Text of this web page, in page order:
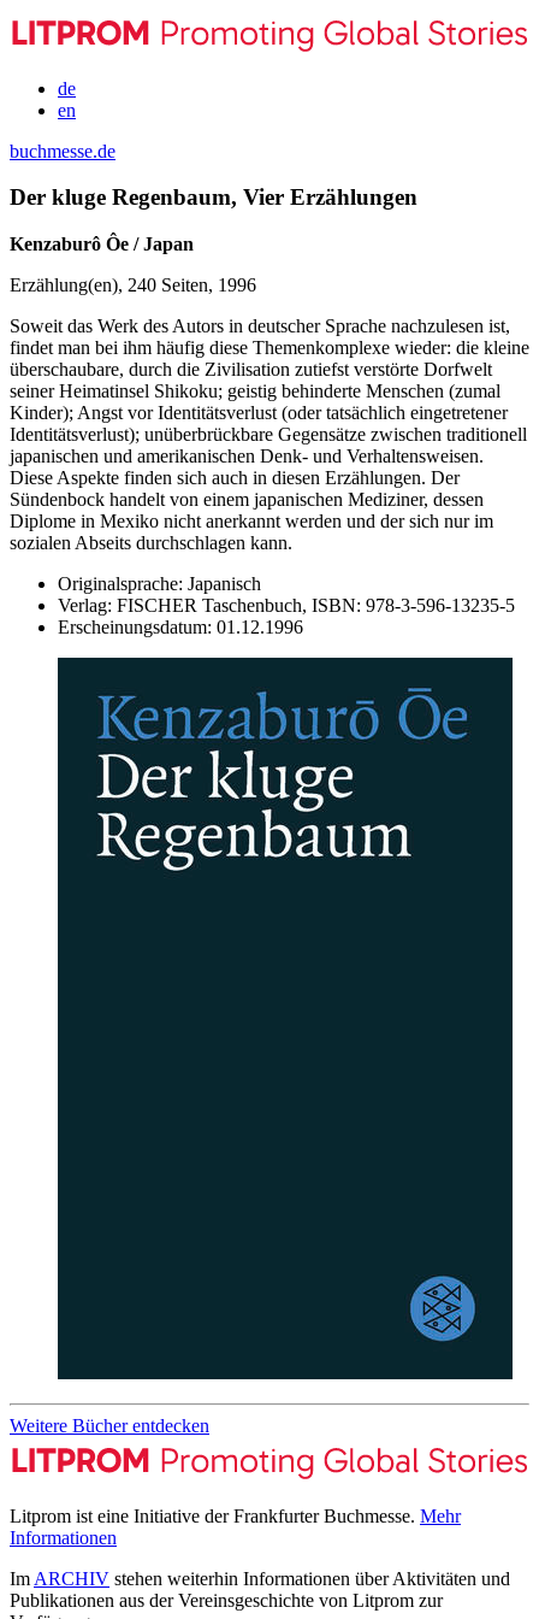
de
en
buchmesse.de
Der kluge Regenbaum, Vier Erzählungen
Kenzaburô Ôe / Japan
Erzählung(en), 240 Seiten, 1996
Soweit das Werk des Autors in deutscher Sprache nachzulesen ist,
findet man bei ihm häufig diese Themenkomplexe wieder: die kleine
überschaubare, durch die Zivilisation zutiefst verstörte Dorfwelt
seiner Heimatinsel Shikoku; geistig behinderte Menschen (zumal
Kinder); Angst vor Identitätsverlust (oder tatsächlich eingetretener
Identitätsverlust); unüberbrückbare Gegensätze zwischen traditionell
japanischen und amerikanischen Denk- und Verhaltensweisen.
Diese Aspekte finden sich auch in diesen Erzählungen. Der
Sündenbock handelt von einem japanischen Mediziner, dessen
Diplome in Mexiko nicht anerkannt werden und der sich nur im
sozialen Abseits durchschlagen kann.
Originalsprache: Japanisch
Verlag: FISCHER Taschenbuch, ISBN: 978-3-596-13235-5
Erscheinungsdatum: 01.12.1996
Weitere Bücher entdecken
Litprom ist eine Initiative der Frankfurter Buchmesse. Mehr
Informationen
Im ARCHIV stehen weiterhin Informationen über Aktivitäten und
Publikationen aus der Vereinsgeschichte von Litprom zur